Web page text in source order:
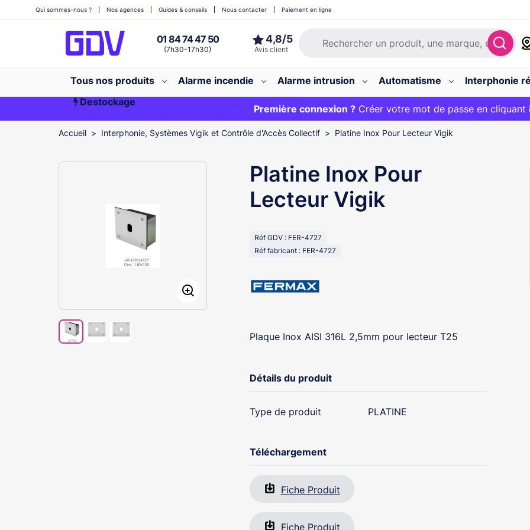
01 84 74 47 50
(7h30-17h30)
Qui sommes-nous ? Nos agences Guides & conseils Nous contacter Paiement en ligne
Tous nos produits Alarme incendie Alarme intrusion Automatisme
Interphonie
Destockage
Première commande ?20€ OFFERT sur votre panier et livraison 24/48h gratuite
Première connexion ?Créer votre mot de passe en
EXCLU WEB :
Accueil Interphonie, Systèmes Vigik et Contrôle d'Accès Collectif Platine Inox Pour Lecteur Vigik
Platine Inox Pour
Lecteur Vigik
Réf GDV : FER-4727
Réf fabricant : FER-4727
Plaque Inox AISI 316L 2,5mm pour lecteur T25
Détails du produit
Type de produit PLATINE
Téléchargement
Fiche Produit
Fiche Produit